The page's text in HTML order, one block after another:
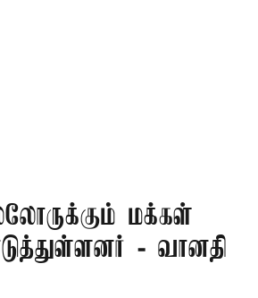
மக்கள்
- வானதி